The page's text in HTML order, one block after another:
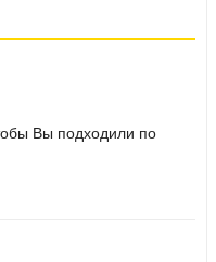
Вы подходили по